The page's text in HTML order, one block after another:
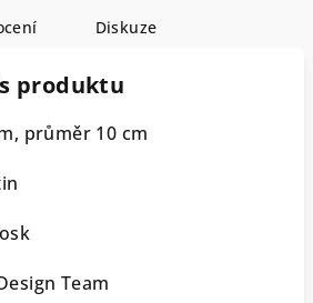
Diskuze
produktu
průměr 10 cm
Team